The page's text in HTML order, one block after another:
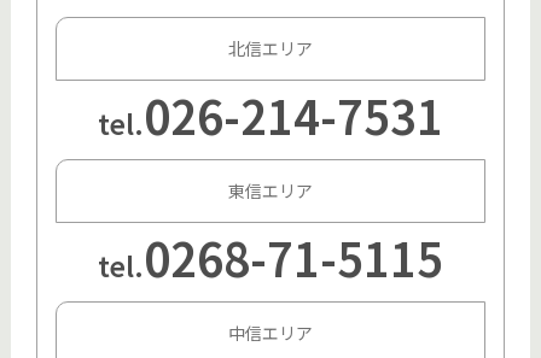
北信エリア
tel.026-214-7531
東信エリア
tel.0268-71-5115
中信エリア